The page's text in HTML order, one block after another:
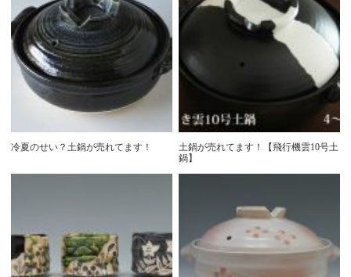
冷夏のせい？土鍋が売れてます！
土鍋が売れてます！【飛行機雲10号土
鍋】